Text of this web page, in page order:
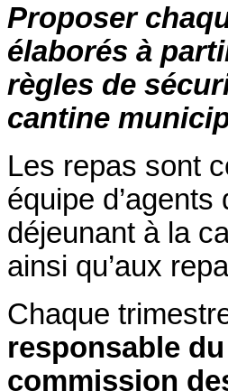
Proposer
élaborés à
règles de
cantine
Les repas sont
équipe
déjeunant à la
ainsi qu’aux
Chaque
responsable
commission